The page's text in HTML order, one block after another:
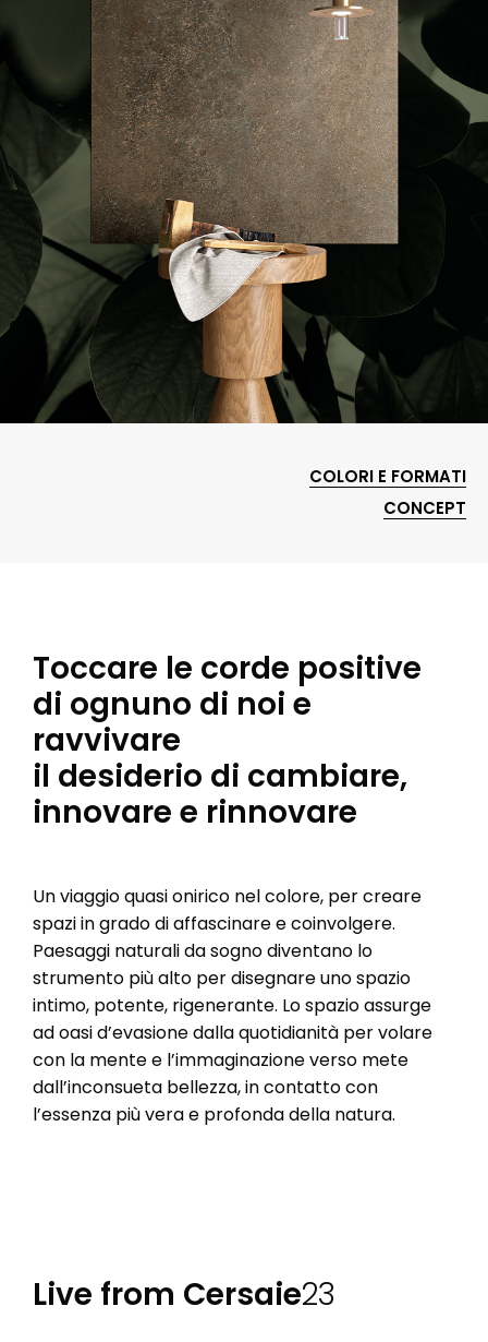
COLORI E FORMATI
CONCEPT
Toccare le corde positive
di ognuno di noi e
ravvivare
il desiderio di cambiare,
innovare e rinnovare
Un viaggio quasi onirico nel colore, per creare
spazi in grado di affascinare e coinvolgere.
Paesaggi naturali da sogno diventano lo
strumento più alto per disegnare uno spazio
intimo, potente, rigenerante. Lo spazio assurge
ad oasi d’evasione dalla quotidianità per volare
con la mente e l’immaginazione verso mete
dall’inconsueta bellezza, in contatto con
l’essenza più vera e profonda della natura.
Live from Cersaie23